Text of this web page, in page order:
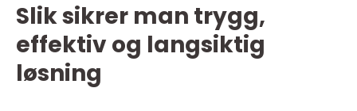
Slik sikrer man trygg,
effektiv og langsiktig
løsning